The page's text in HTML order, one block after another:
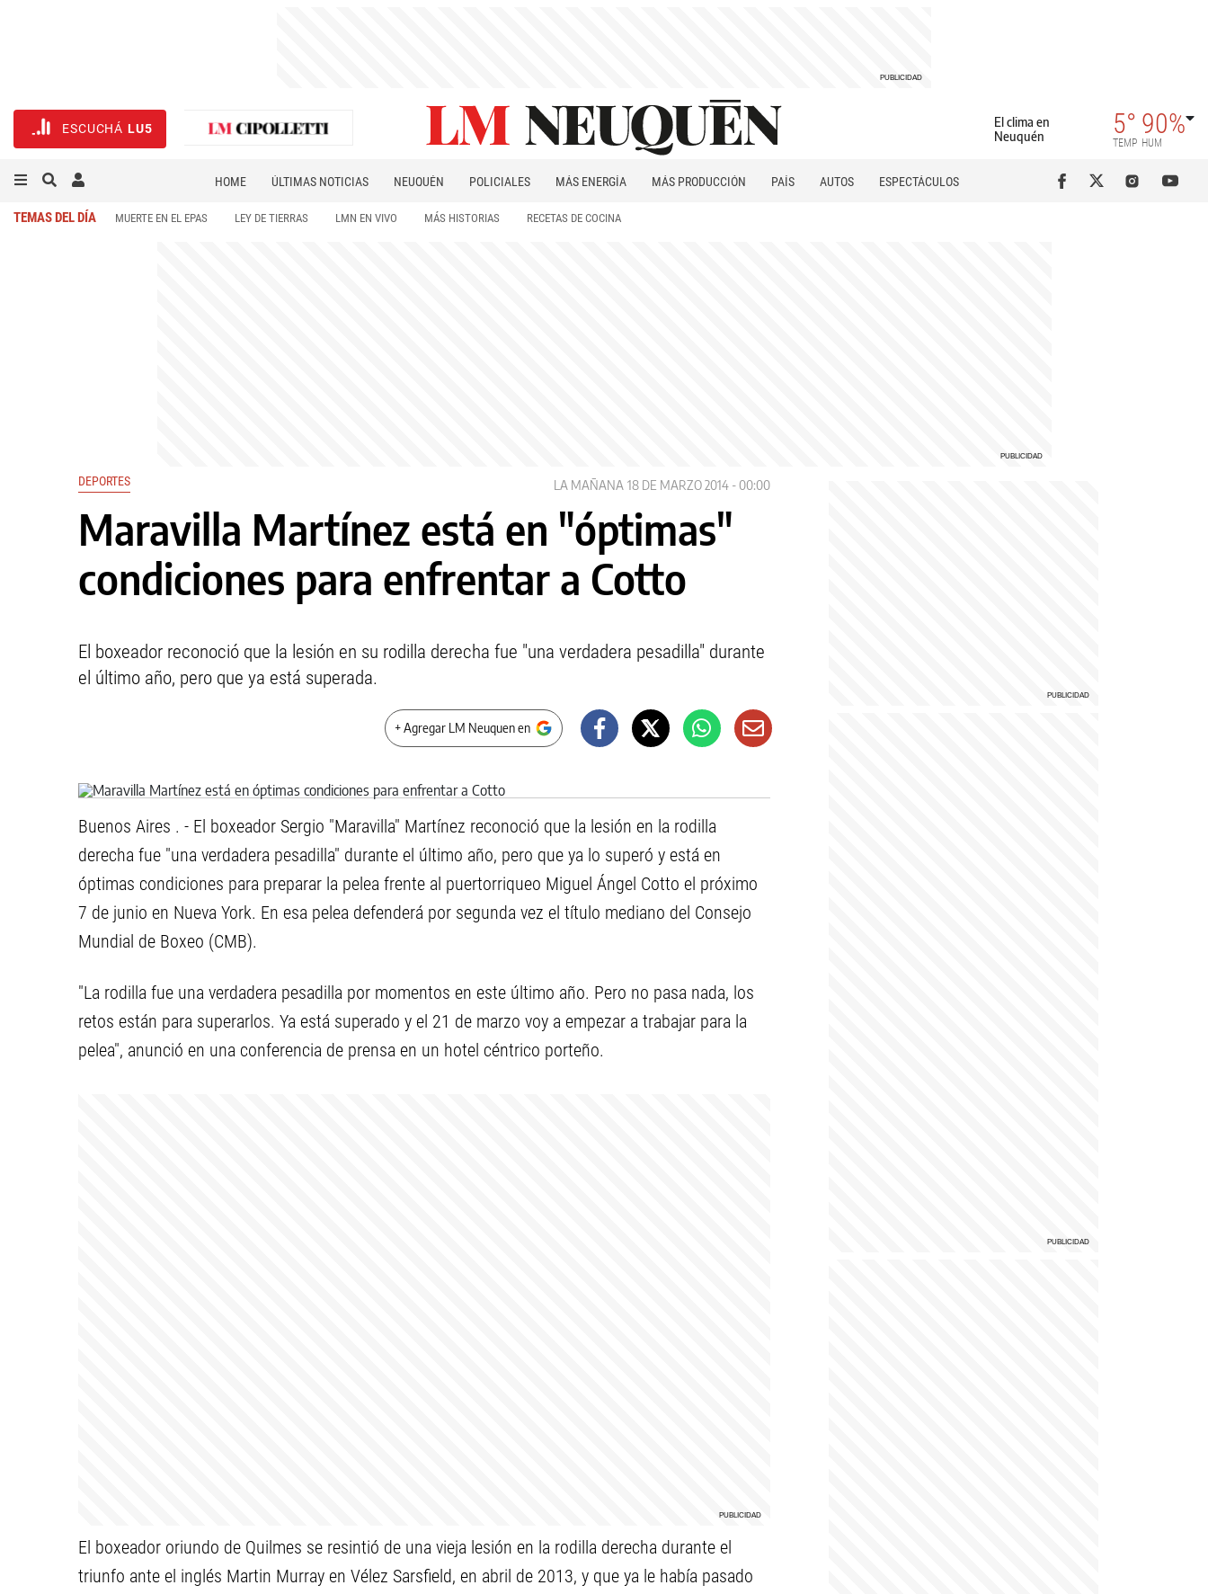
ESCUCHÁ LU5
El clima en
Neuquén
5°
TEMP
90%
HUM
HOME ÚLTIMAS NOTICIAS NEUQUÉN POLICIALES MÁS ENERGÍA MÁS PRODUCCIÓN PAÍS AUTOS
ESPECTÁCULOS
TEMAS DEL DÍA MUERTE EN EL EPAS LEY DE TIERRAS LMN EN VIVO MÁS HISTORIAS RECETAS DE COCINA
DEPORTES LA MAÑANA 18 DE MARZO 2014 - 00:00
Maravilla Martínez está en "óptimas"
condiciones para enfrentar a Cotto
El boxeador reconoció que la lesión en su rodilla derecha fue "una verdadera pesadilla" durante
el último año, pero que ya está superada.
+ Agregar LM Neuquen en
Buenos Aires . - El boxeador Sergio "Maravilla" Martínez reconoció que la lesión en la rodilla
derecha fue "una verdadera pesadilla" durante el último año, pero que ya lo superó y está en
óptimas condiciones para preparar la pelea frente al puertorriqueo Miguel Ángel Cotto el próximo
7 de junio en Nueva York. En esa pelea defenderá por segunda vez el título mediano del Consejo
Mundial de Boxeo (CMB).
"La rodilla fue una verdadera pesadilla por momentos en este último año. Pero no pasa nada, los
retos están para superarlos. Ya está superado y el 21 de marzo voy a empezar a trabajar para la
pelea", anunció en una conferencia de prensa en un hotel céntrico porteño.
El boxeador oriundo de Quilmes se resintió de una vieja lesión en la rodilla derecha durante el
triunfo ante el inglés Martin Murray en Vélez Sarsfield, en abril de 2013, y que ya le había pasado